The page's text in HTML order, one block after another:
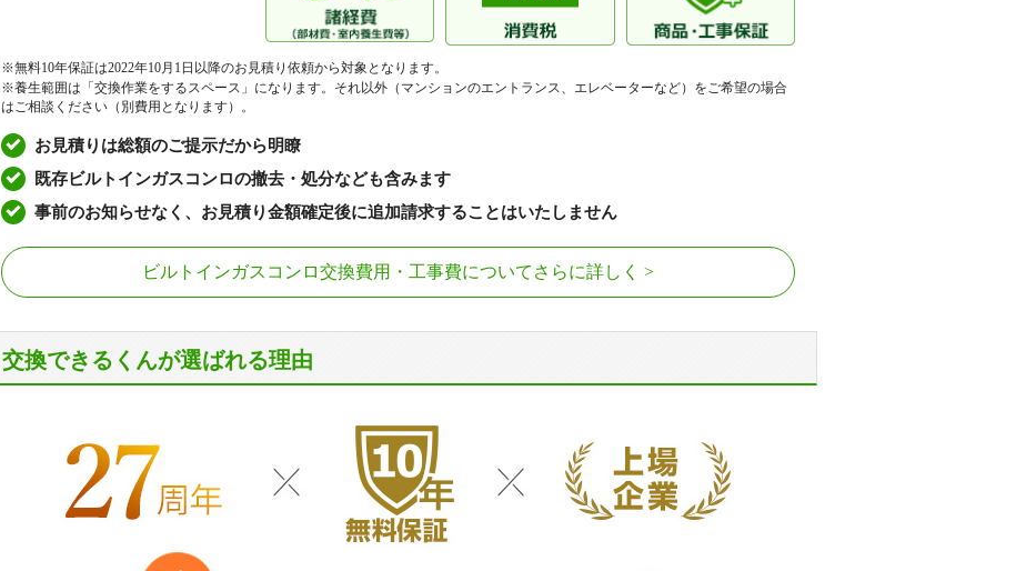
※無料10年保証は2022年10月1日以降のお見積り依頼から対象となります。
※養生範囲は「交換作業をするスペース」になります。それ以外（マンションのエントランス、エレベーターなど）をご希望の場合
はご相談ください（別費用となります）。
お見積りは総額のご提示だから明瞭
既存ビルトインガスコンロの撤去・処分なども含みます
事前のお知らせなく、お見積り金額確定後に追加請求することはいたしません
ビルトインガスコンロ交換費用・工事費について さらに詳しく
交換できるくんが選ばれる理由